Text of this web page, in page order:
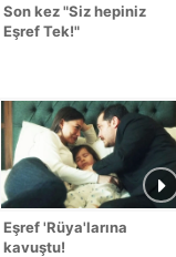
Son kez "Siz hepiniz
Eşref Tek!"
Eşref 'Rüya'larına
kavuştu!